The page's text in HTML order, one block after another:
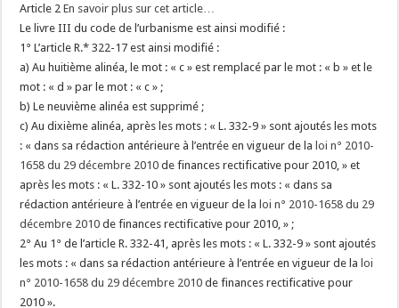
Article 2En savoir plus sur cet article…
Le livre III du code de l’urbanisme est ainsi modifié :
1° L’article R.* 322-17 est ainsi modifié :
a) Au huitième alinéa, le mot : « c » est remplacé par le mot : « b » et le
mot : « d » par le mot : « c » ;
b) Le neuvième alinéa est supprimé ;
c) Au dixième alinéa, après les mots : « L. 332-9 » sont ajoutés les mots
: « dans sa rédaction antérieure à l’entrée en vigueur de la loi n° 2010-
1658 du 29 décembre 2010 de finances rectificative pour 2010, » et
après les mots : « L. 332-10 » sont ajoutés les mots : « dans sa
rédaction antérieure à l’entrée en vigueur de la loi n° 2010-1658 du 29
décembre 2010 de finances rectificative pour 2010, » ;
2° Au 1° de l’article R. 332-41, après les mots : « L. 332-9 » sont ajoutés
les mots : « dans sa rédaction antérieure à l’entrée en vigueur de la loi
n° 2010-1658 du 29 décembre 2010 de finances rectificative pour
2010 ».